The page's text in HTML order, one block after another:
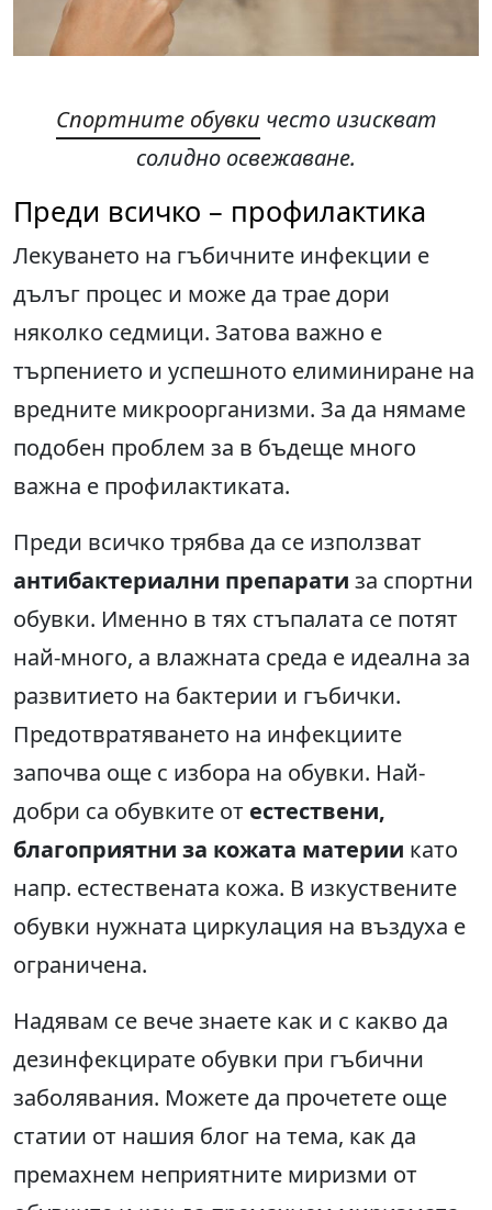
Спортните обувки често изискват
солидно освежаване.
Преди всичко – профилактика
Лекуването на гъбичните инфекции е
дълъг процес и може да трае дори
няколко седмици. Затова важно е
търпението и успешното елиминиране на
вредните микроорганизми. За да нямаме
подобен проблем за в бъдеще много
важна е профилактиката.
Преди всичко трябва да се използват
антибактериални препарати за спортни
обувки. Именно в тях стъпалата се потят
най-много, а влажната среда е идеална за
развитието на бактерии и гъбички.
Предотвратяването на инфекциите
започва още с избора на обувки. Най-
добри са обувките от естествени,
благоприятни за кожата материи като
напр. естествената кожа. В изкуствените
обувки нужната циркулация на въздуха е
ограничена.
Надявам се вече знаете как и с какво да
дезинфекцирате обувки при гъбични
заболявания. Можете да прочетете още
статии от нашия блог на тема, как да
премахнем неприятните миризми от